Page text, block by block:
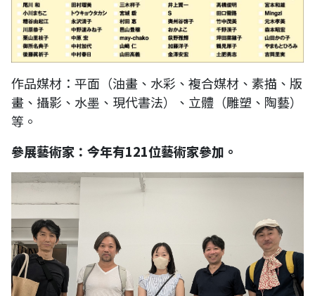
作品媒材：平面（油畫、水彩、複合媒材、素描、版
畫、攝影、水墨、現代書法）、立體（雕塑、陶藝）
等。
參展藝術家：今年有121位藝術家參加。